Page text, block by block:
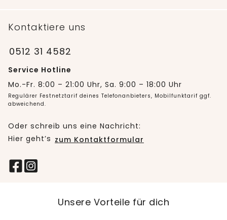
Kontaktiere uns
0512 31 4582
Service Hotline
Mo.-Fr. 8:00 – 21:00 Uhr, Sa. 9:00 – 18:00 Uhr
Regulärer Festnetztarif deines Telefonanbieters, Mobilfunktarif ggf.
abweichend.
Oder schreib uns eine Nachricht:
Hier geht’s zum Kontaktformular
Unsere Vorteile für dich